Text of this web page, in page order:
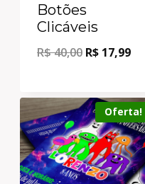
Botões
Clicáveis
R$40,00 R$ 17,99
Oferta!